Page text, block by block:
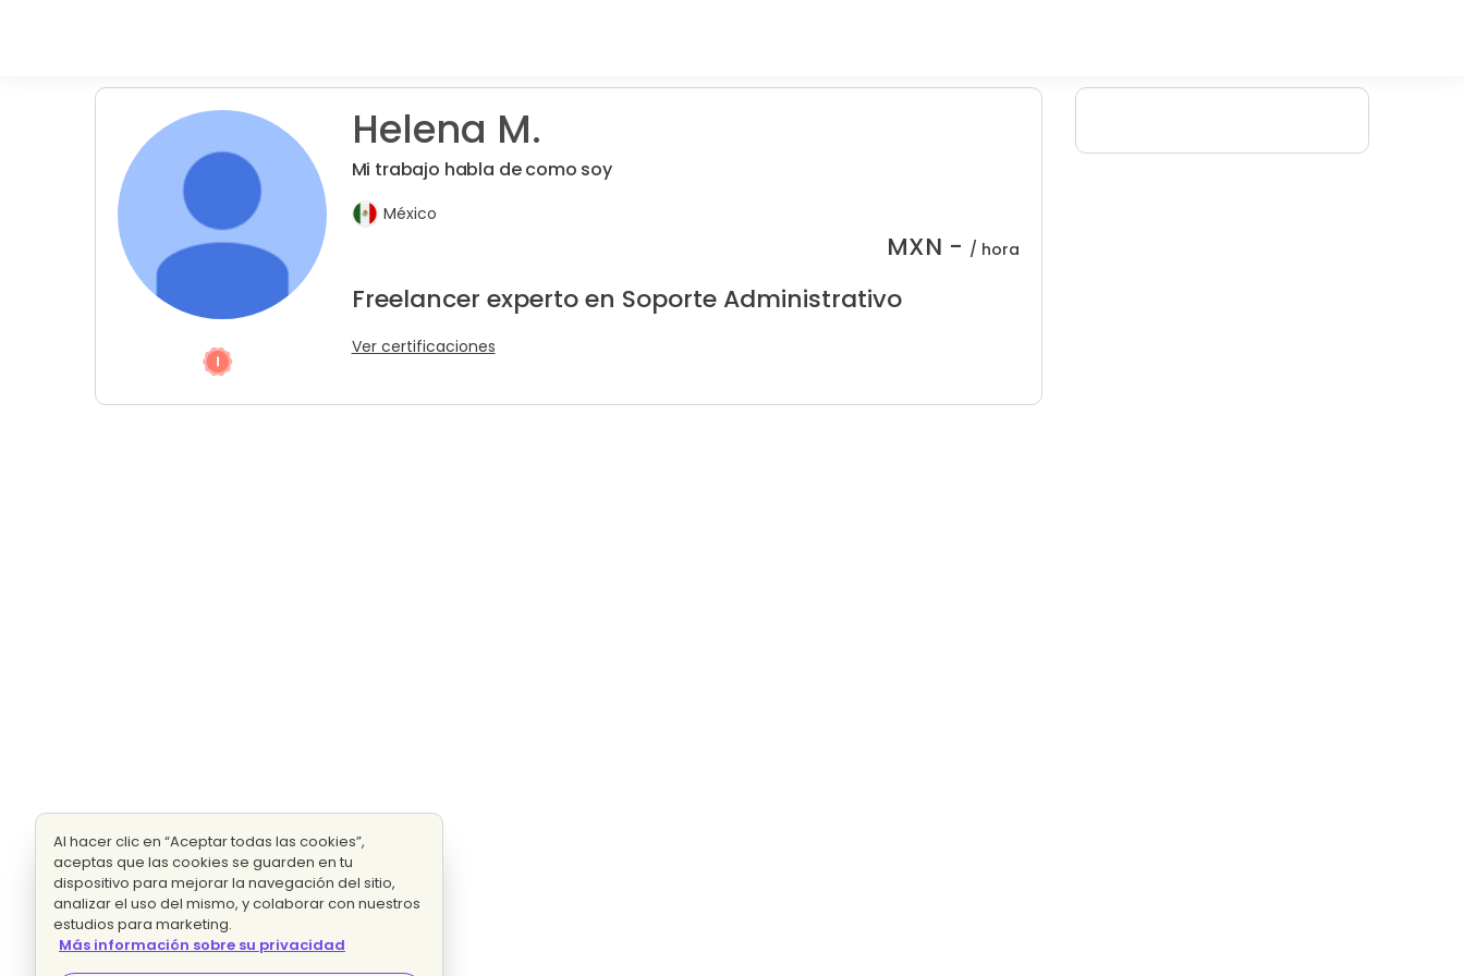
Helena M.
Mi trabajo habla de como soy
México
MXN - / hora
Freelancer experto en Soporte Administrativo
Ver certificaciones
Al hacer clic en “Aceptar todas las cookies”,
aceptas que las cookies se guarden en tu
dispositivo para mejorar la navegación del sitio,
analizar el uso del mismo, y colaborar con nuestros
estudios para marketing.
Más información sobre su privacidad